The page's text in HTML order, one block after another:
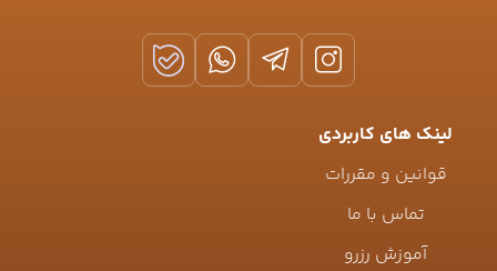
لینک های کاربردی
قوانین و مقررات
تماس با ما
آموزش رزرو